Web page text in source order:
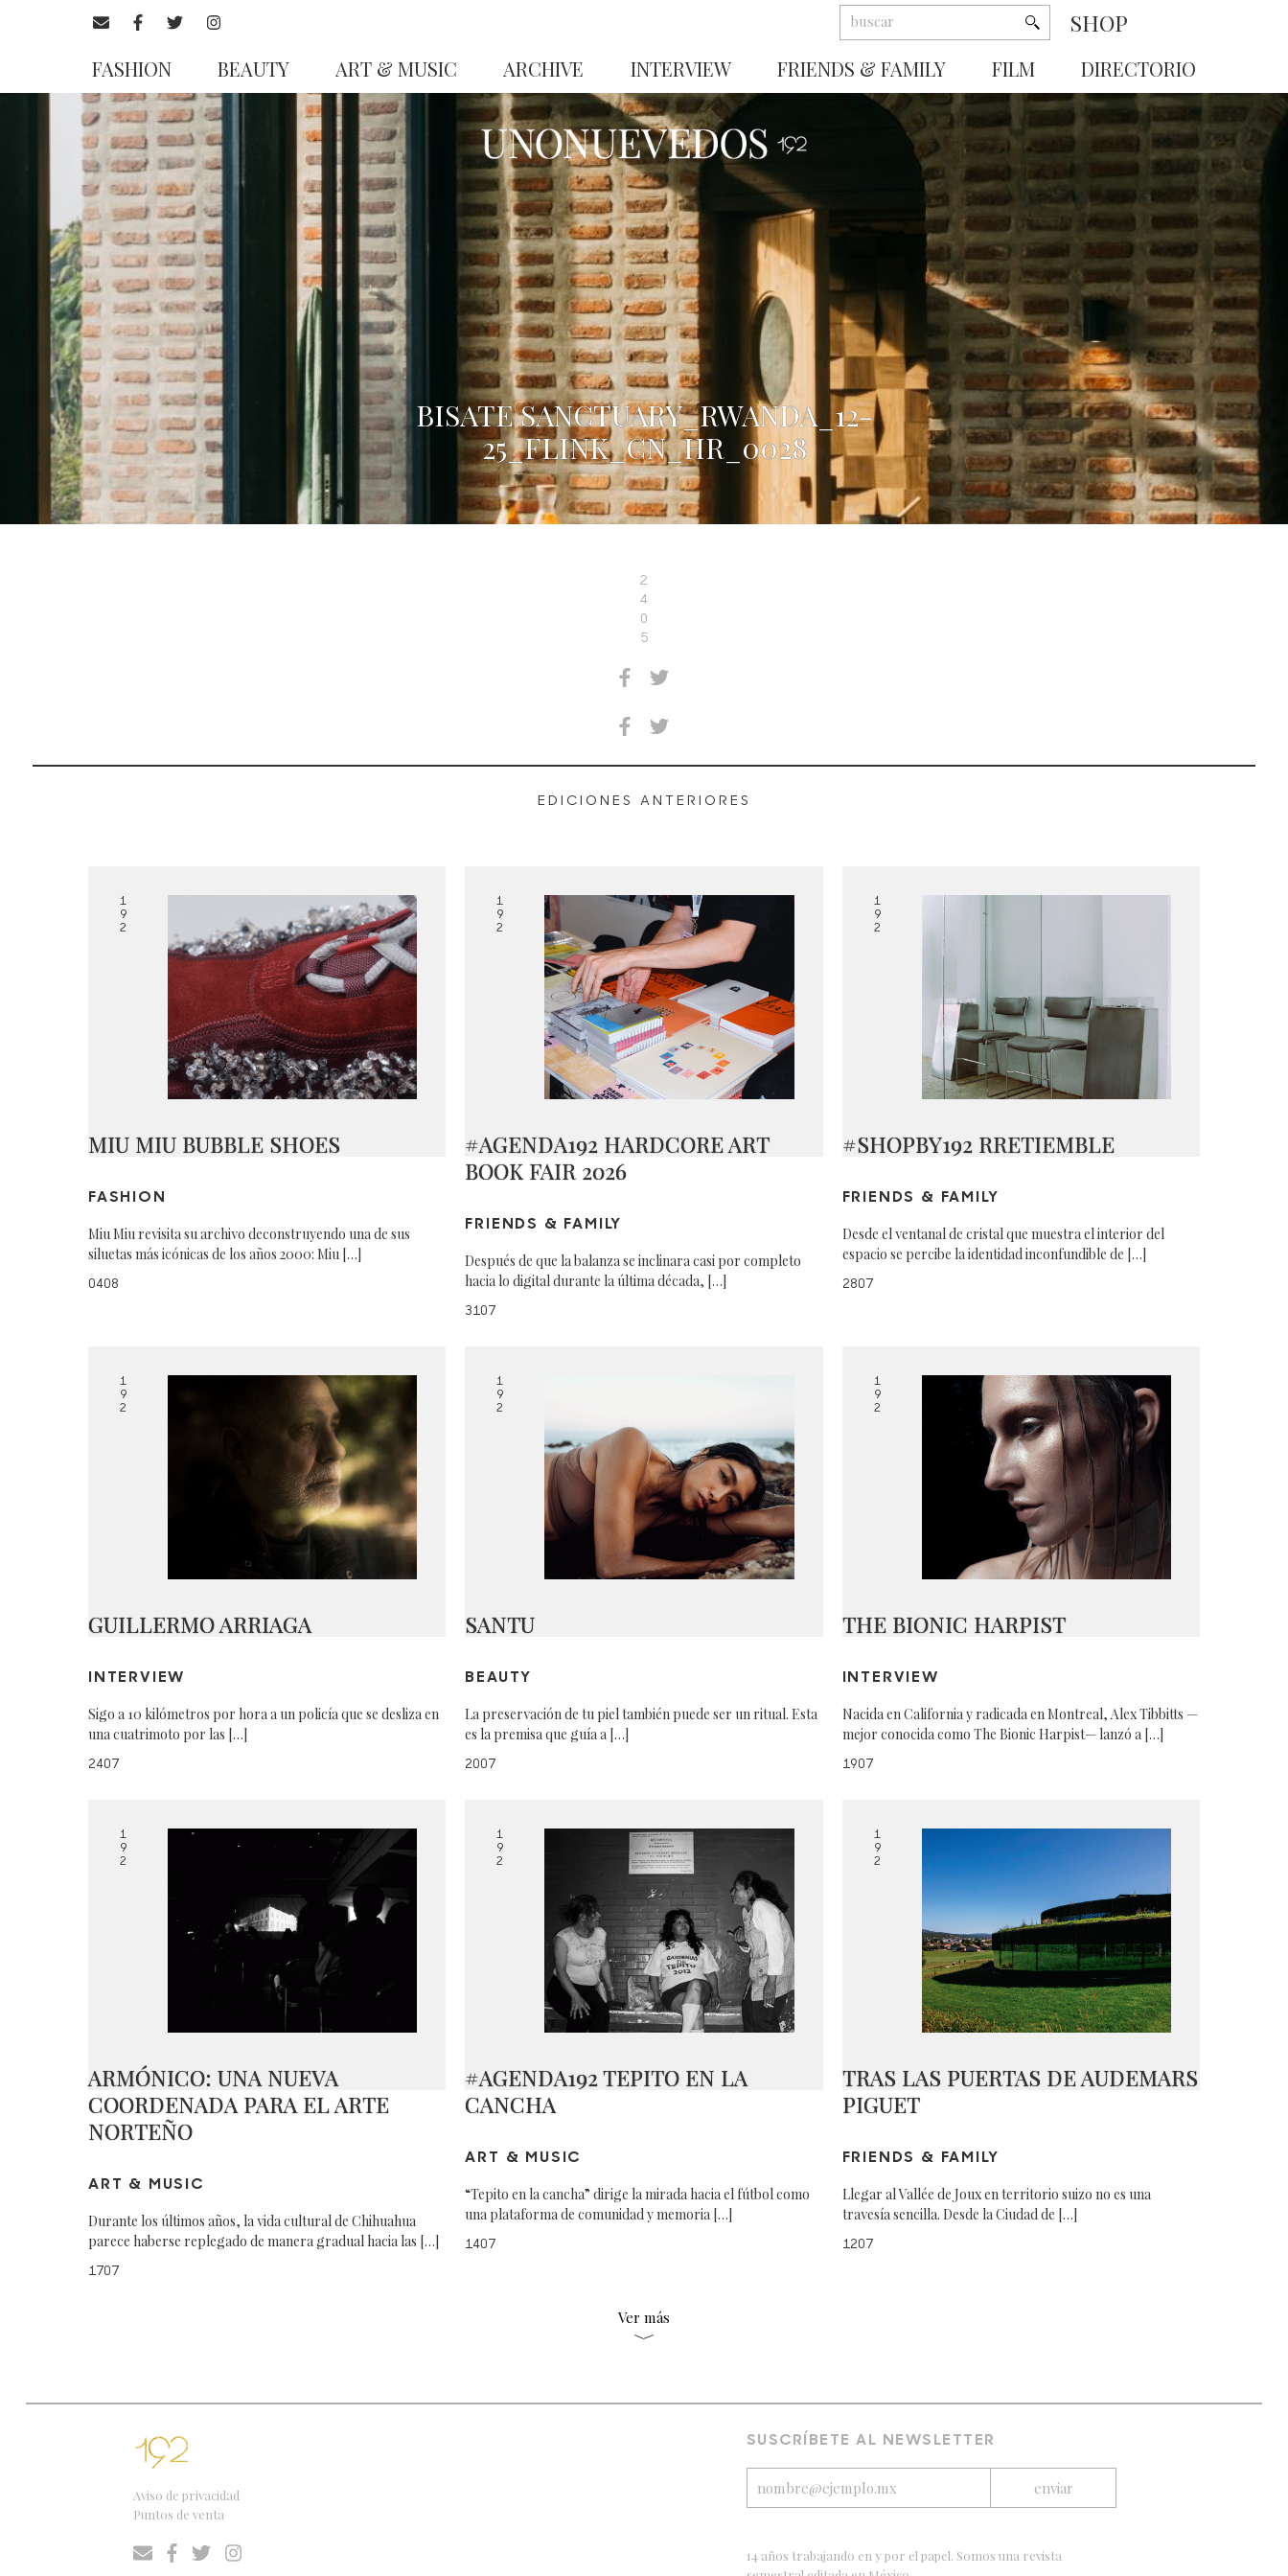
SHOP
FASHION BEAUTY ART & MUSIC ARCHIVE INTERVIEW FRIENDS & FAMILY FILM DIRECTORIO
BISATE SANCTUARY_RWANDA_12-
25_FLINK_CN_HR_0028
2
4
0
5
EDICIONES ANTERIORES
1
9
2
MIU MIU BUBBLE SHOES
FASHION
Miu Miu revisita su archivo deconstruyendo una de sus
siluetas más icónicas de los años 2000: Miu […]
0408
1
9
2
#AGENDA192 HARDCORE ART
BOOK FAIR 2026
FRIENDS & FAMILY
Después de que la balanza se inclinara casi por completo
hacia lo digital durante la última década, […]
3107
1
9
2
#SHOPBY192 RRETIEMBLE
FRIENDS & FAMILY
Desde el ventanal de cristal que muestra el interior del
espacio se percibe la identidad inconfundible de […]
2807
1
9
2
GUILLERMO ARRIAGA
INTERVIEW
Sigo a 10 kilómetros por hora a un policía que se desliza en
una cuatrimoto por las […]
2407
1
9
2
SANTU
BEAUTY
La preservación de tu piel también puede ser un ritual. Esta
es la premisa que guía a […]
2007
1
9
2
THE BIONIC HARPIST
INTERVIEW
Nacida en California y radicada en Montreal, Alex Tibbitts —
mejor conocida como The Bionic Harpist— lanzó a […]
1907
1
9
2
ARMÓNICO: UNA NUEVA
COORDENADA PARA EL ARTE
NORTEÑO
ART & MUSIC
Durante los últimos años, la vida cultural de Chihuahua
parece haberse replegado de manera gradual hacia las […]
1707
1
9
2
#AGENDA192 TEPITO EN LA
CANCHA
ART & MUSIC
“Tepito en la cancha” dirige la mirada hacia el fútbol como
una plataforma de comunidad y memoria […]
1407
1
9
2
TRAS LAS PUERTAS DE AUDEMARS
PIGUET
FRIENDS & FAMILY
Llegar al Vallée de Joux en territorio suizo no es una
travesía sencilla. Desde la Ciudad de […]
1207
Ver más
Aviso de privacidad
Puntos de venta
SUSCRÍBETE AL NEWSLETTER
14 años trabajando en y por el papel. Somos una revista